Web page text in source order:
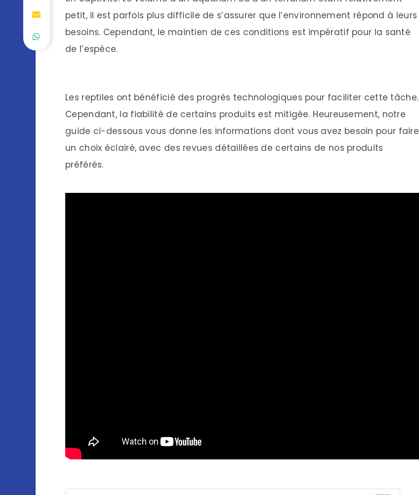
petit, il est parfois plus difficile de s’assurer que l’environnement répond à leurs
besoins. Cependant, le maintien de ces conditions est impératif pour la santé
de l’espèce.
Les reptiles ont bénéficié des progrès technologiques pour faciliter cette tâche.
Cependant, la fiabilité de certains produits est mitigée. Heureusement, notre
guide ci-dessous vous donne les informations dont vous avez besoin pour faire
un choix éclairé, avec des revues détaillées de certains de nos produits
préférés.